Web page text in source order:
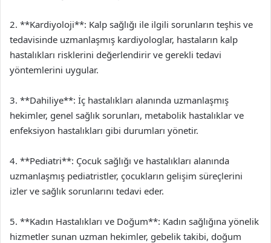
2. **Kardiyoloji**: Kalp sağlığı ile ilgili sorunların teşhis ve
tedavisinde uzmanlaşmış kardiyologlar, hastaların kalp
hastalıkları risklerini değerlendirir ve gerekli tedavi
yöntemlerini uygular.
3. **Dahiliye**: İç hastalıkları alanında uzmanlaşmış
hekimler, genel sağlık sorunları, metabolik hastalıklar ve
enfeksiyon hastalıkları gibi durumları yönetir.
4. **Pediatri**: Çocuk sağlığı ve hastalıkları alanında
uzmanlaşmış pediatristler, çocukların gelişim süreçlerini
izler ve sağlık sorunlarını tedavi eder.
5. **Kadın Hastalıkları ve Doğum**: Kadın sağlığına yönelik
hizmetler sunan uzman hekimler, gebelik takibi, doğum